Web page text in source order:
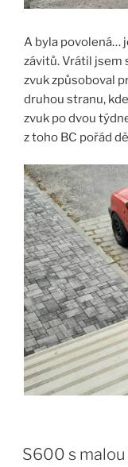
A byla povolená…
závitů. Vrátil jsem
zvuk způsoboval
druhou stranu,
zvuk po dvou
z toho BC pořád
S600 s malou